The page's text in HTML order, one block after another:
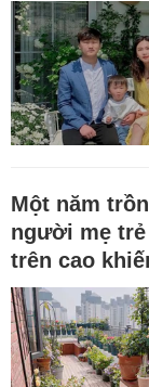
Một năm
người mẹ
trên cao